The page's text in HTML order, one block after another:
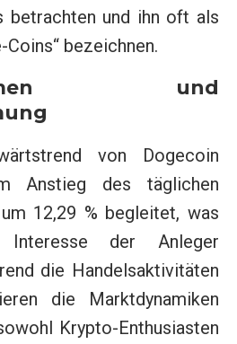
betrachten und ihn oft als
bezeichnen.
und
von Dogecoin
Anstieg des täglichen
12,29 % begleitet, was
Interesse der Anleger
die Handelsaktivitäten
die Marktdynamiken
Krypto-Enthusiasten